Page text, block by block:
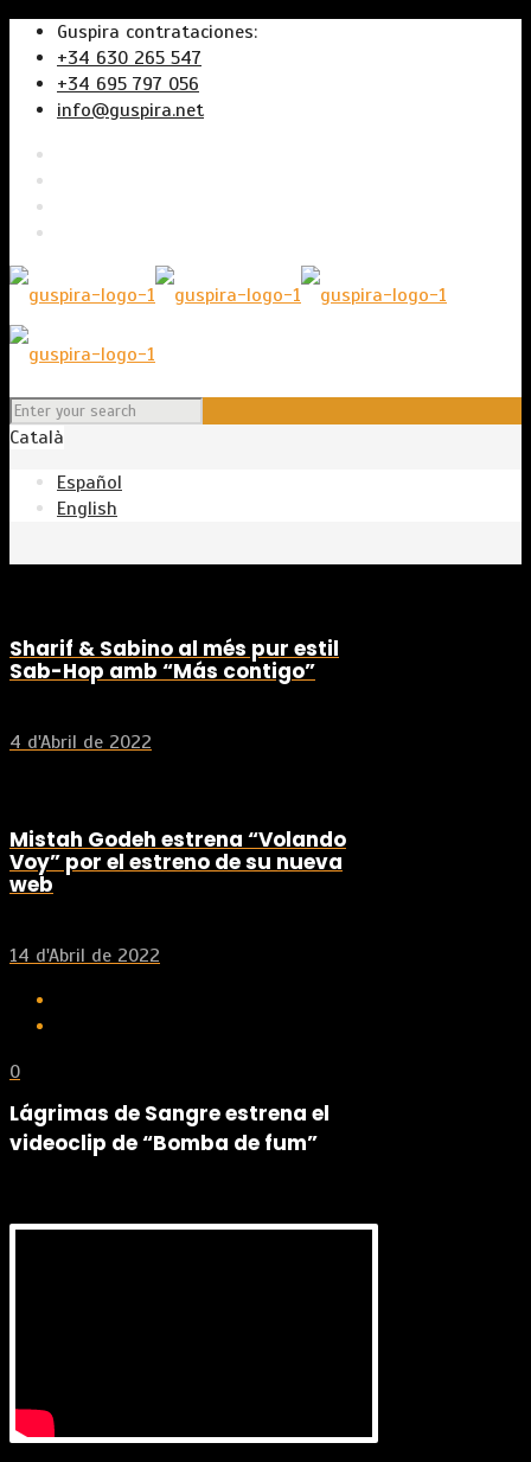
Guspira contrataciones:
+34 630 265 547
+34 695 797 056
info@guspira.net
Català
Español
English
Sharif & Sabino al més pur estil
Sab-Hop amb “Más contigo”
4 d'Abril de 2022
Mistah Godeh estrena “Volando
Voy” por el estreno de su nueva
web
14 d'Abril de 2022
0
Lágrimas de Sangre estrena el
videoclip de “Bomba de fum”